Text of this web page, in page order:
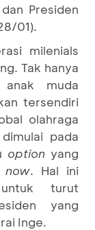
Presiden
01).
milenials
Tak hanya
muda
tersendiri
olahraga
pada
option yang
now. Hal ini
turut
yang
Inge.